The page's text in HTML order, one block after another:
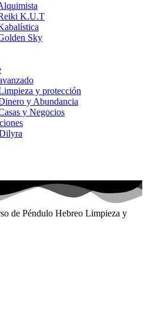
K.U.T
Sky
y protección
y Abundancia
y Negocios
de Péndulo Hebreo Limpieza y